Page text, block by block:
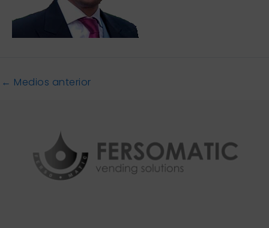
← Medios anterior